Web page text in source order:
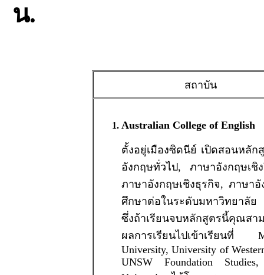
น.
สถาบัน
Australian College of English
ตั้งอยู่เมืองซิดนีย์ เปิดสอนหลัก
อังกฤษทั่วไป, ภาษาอังกฤษเชิ
ภาษาอังกฤษเชิงธุรกิจ, ภาษาอั
ศึกษาต่อในระดับมหาวิทยาลัย
ซึ่งถ้าเรียนจบหลักสูตรนี้คุณสา
ผลการเรียนไปเข้าเรียนที่
University, University of
UNSW Foundation